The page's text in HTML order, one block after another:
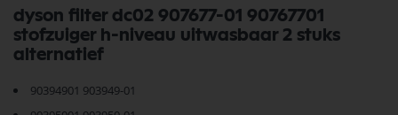
dyson filter dc02 907677-01 90767701
stofzuiger h-niveau uitwasbaar 2 stuks
alternatief
90394901 903949-01